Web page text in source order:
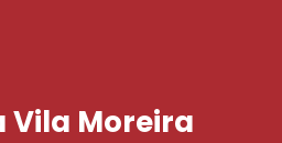
Vila Moreira